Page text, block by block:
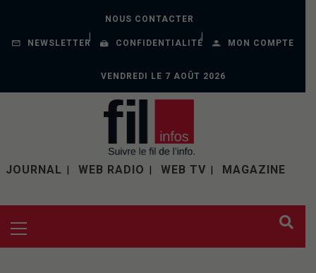
NOUS CONTACTER
NEWSLETTER CONFIDENTIALITÉ MON COMPTE
VENDREDI LE 7 AOÛT 2026
JOURNAL WEB RADIO WEB TV MAGAZINE